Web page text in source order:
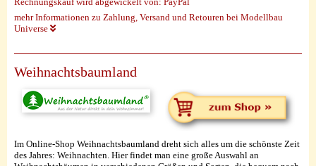
mehr Informationen zu Zahlung, Versand und Retouren bei Modellbau
Universe
Weihnachtsbaumland
Im Online-Shop Weihnachtsbaumland dreht sich alles um die schönste Zeit
des Jahres: Weihnachten. Hier findet man eine große Auswahl an